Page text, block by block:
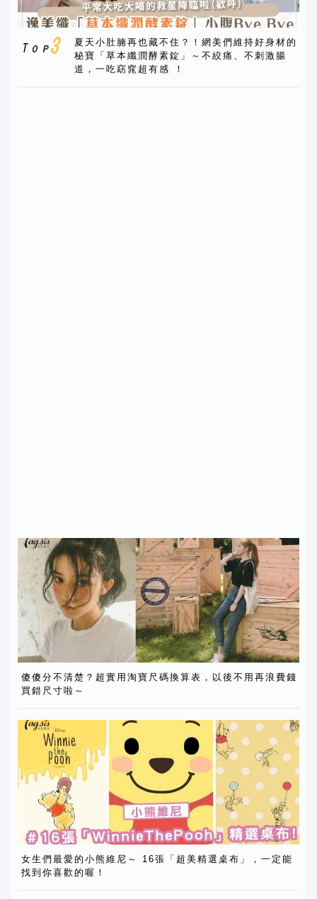
夏天小肚腩再也藏不住？！網美們維持好身材的
秘寶「草本纖潤酵素錠」～不絞痛、不刺激腸
道，一吃窈窕超有感 ！
傻傻分不清楚？超實用淘寶尺碼換算表，以後不用再浪費錢
買錯尺寸啦～
女生們最愛的小熊維尼～ 16張「超美精選桌布」，一定能
找到你喜歡的喔！